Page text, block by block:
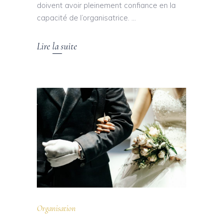
doivent avoir pleinement confiance en la
capacité de l’organisatrice.
Lire la suite
Organisation